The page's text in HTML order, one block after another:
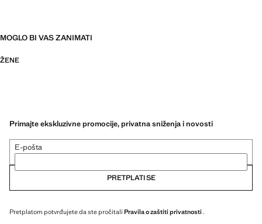
MOGLO BI VAS ZANIMATI
ŽENE
Primajte ekskluzivne promocije, privatna sniženja i novosti
E-pošta
PRETPLATI SE
Pretplatom potvrđujete da ste pročitali Pravila o zaštiti privatnosti .